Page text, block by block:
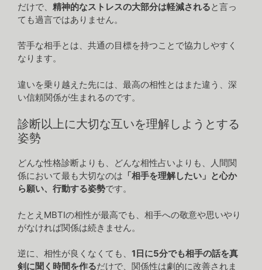
だけで、 精神的なストレスの大部分は軽減されると言っ
ても過言ではありません。
苦手な相手とは、共通の目標を持つことで協力しやすく
なります。
違いを乗り越えた先には、最高の相性とはまた違う、深
い信頼関係が生まれるのです。
診断以上に大切な互いを理解しようとする
姿勢
どんな性格診断よりも、どんな相性占いよりも、人間関
係において最も大切なのは 「相手を理解したい」と心か
ら願い、行動する姿勢です。
たとえMBTIの相性が最高でも、相手への敬意や思いやり
がなければ関係は続きません。
逆に、相性が良くなくても、 1日に5分でも相手の話を真
剣に聞く時間を作るだけで、関係性は劇的に改善されま